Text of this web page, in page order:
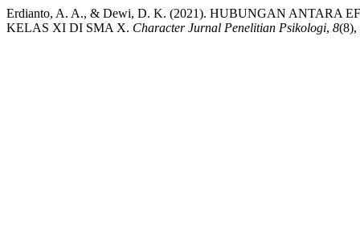
Erdianto, A. A., & Dewi, D. K. (2021). HUBUNGAN ANTARA
KELAS XI DI SMA X. Character Jurnal Penelitian Psikologi, 8(8),